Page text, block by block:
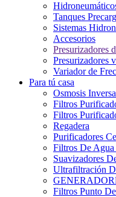
Tanques
Sistemas
Accesorios
Presurizadores
Presurizadores
Variador de
Para tú casa
Osmosis
Filtros
Filtros
Regadera
Purificadores
Filtros De
Suavizadores
Ultrafiltración
Filtros Punto